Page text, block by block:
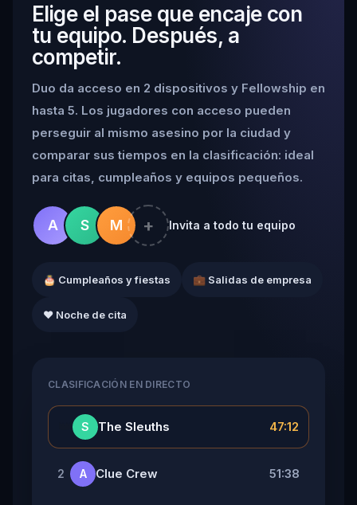
Elige el pase que encaje con
tu equipo. Después, a
competir.
Duo da acceso en 2 dispositivos y Fellowship en
hasta 5. Los jugadores con acceso pueden
perseguir al mismo asesino por la ciudad y
comparar sus tiempos en la clasificación: ideal
para citas, cumpleaños y equipos pequeños.
A S M + Invita a todo tu equipo
🎂 Cumpleaños y fiestas 💼 Salidas de empresa
❤️ Noche de cita
CLASIFICACIÓN EN DIRECTO
S The Sleuths 47:12
2 A Clue Crew 51:38